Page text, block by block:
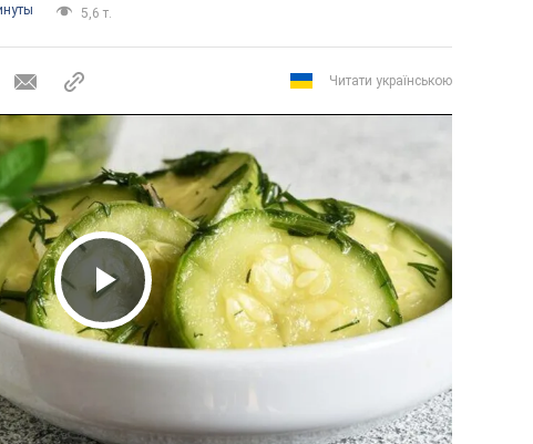
5,6 т.
Читати українською
Play Video